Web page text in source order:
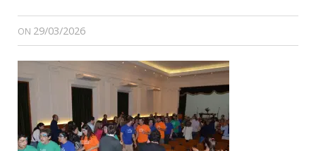
ON 29/03/2026